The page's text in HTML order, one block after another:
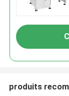
produits